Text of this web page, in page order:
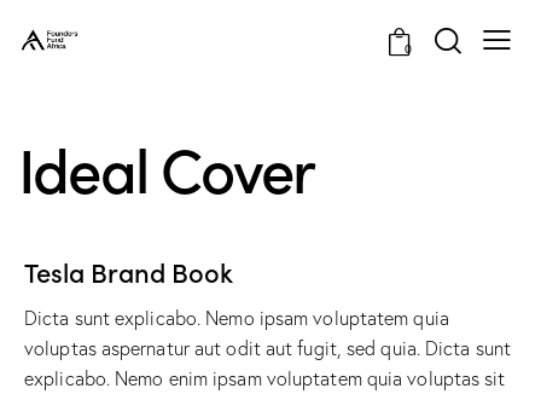
0
Ideal Cover
Tesla Brand Book
Dicta sunt explicabo. Nemo ipsam voluptatem quia
voluptas aspernatur aut odit aut fugit, sed quia. Dicta sunt
explicabo. Nemo enim ipsam voluptatem quia voluptas sit